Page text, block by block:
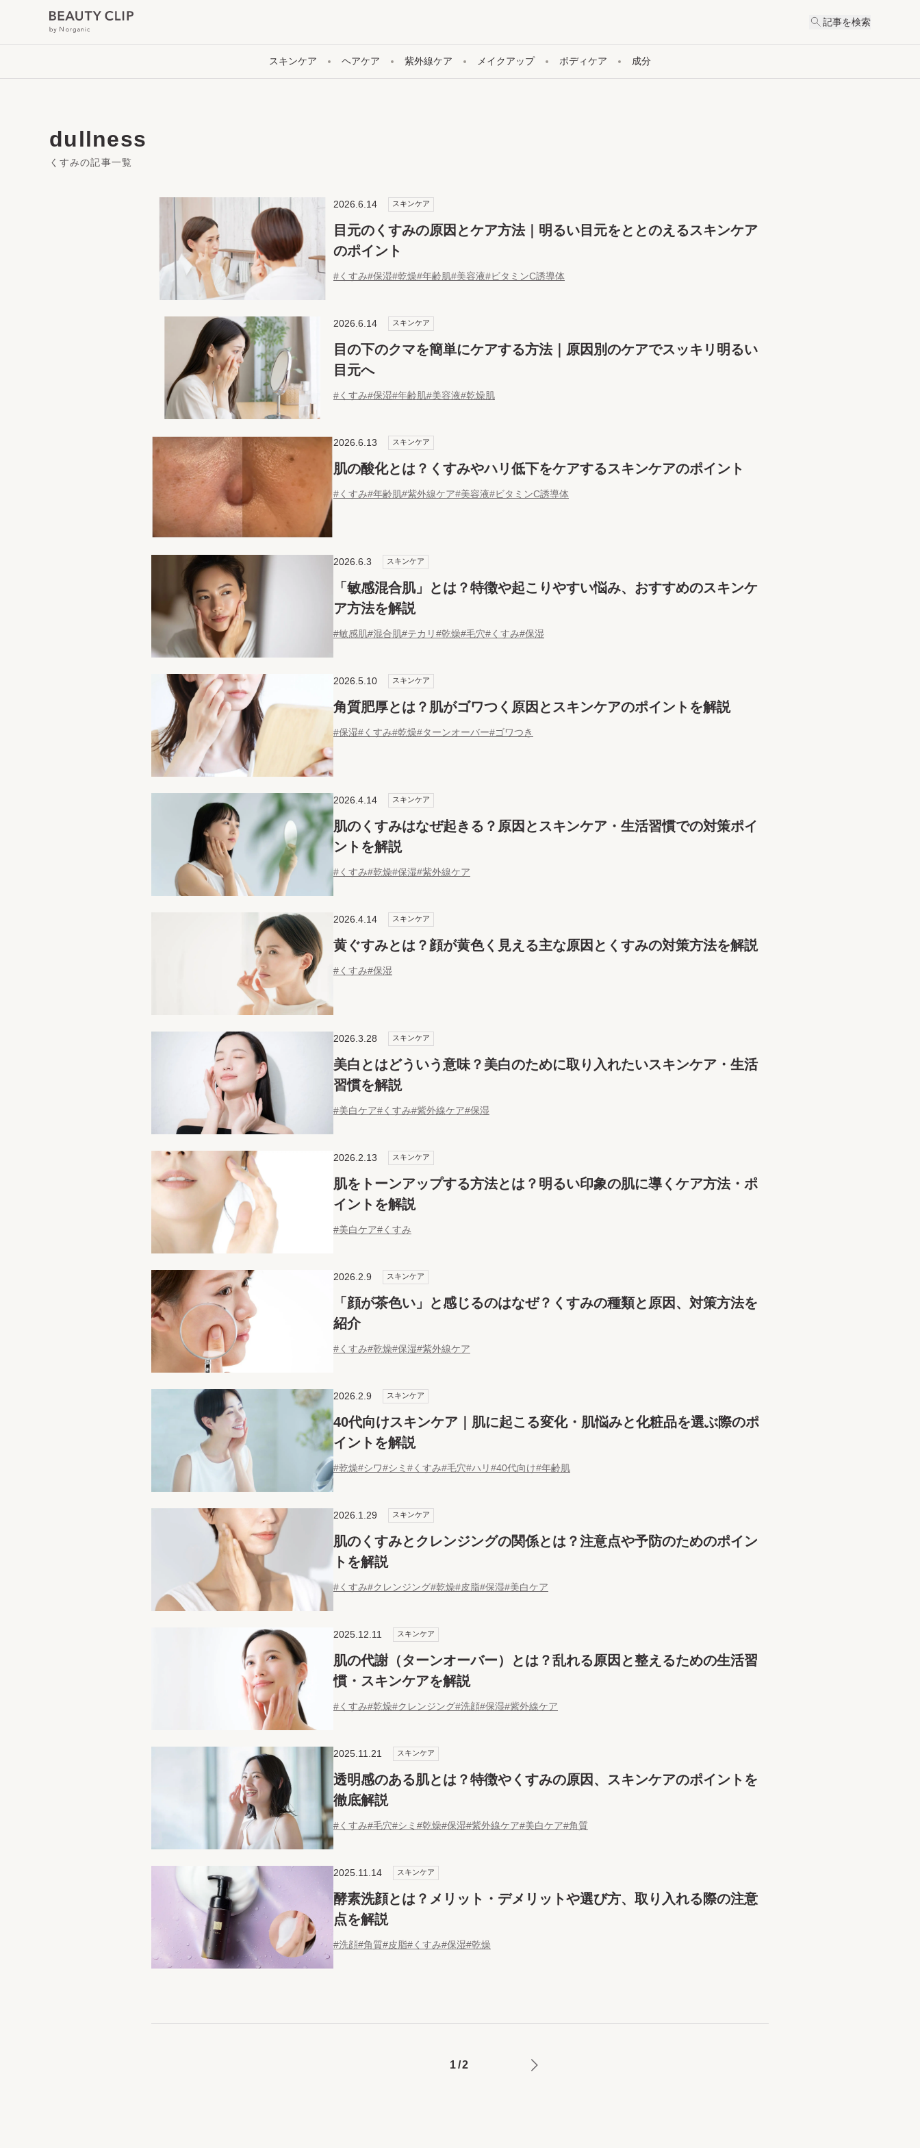
記事を検索
スキンケア ヘアケア 紫外線ケア メイクアップ ボディケア 成分
dullness
くすみの記事一覧
2026.6.14 スキンケア
目元のくすみの原因とケア方法｜明るい目元をととのえるスキンケア
のポイント
#くすみ#保湿#乾燥#年齢肌#美容液#ビタミンC誘導体
2026.6.14 スキンケア
目の下のクマを簡単にケアする方法｜原因別のケアでスッキリ明るい
目元へ
#くすみ#保湿#年齢肌#美容液#乾燥肌
2026.6.13 スキンケア
肌の酸化とは？くすみやハリ低下をケアするスキンケアのポイント
#くすみ#年齢肌#紫外線ケア#美容液#ビタミンC誘導体
2026.6.3 スキンケア
「敏感混合肌」とは？特徴や起こりやすい悩み、おすすめのスキンケ
ア方法を解説
#敏感肌#混合肌#テカリ#乾燥#毛穴#くすみ#保湿
2026.5.10 スキンケア
角質肥厚とは？肌がゴワつく原因とスキンケアのポイントを解説
#保湿#くすみ#乾燥#ターンオーバー#ゴワつき
2026.4.14 スキンケア
肌のくすみはなぜ起きる？原因とスキンケア・生活習慣での対策ポイ
ントを解説
#くすみ#乾燥#保湿#紫外線ケア
2026.4.14 スキンケア
黄ぐすみとは？顔が黄色く見える主な原因とくすみの対策方法を解説
#くすみ#保湿
2026.3.28 スキンケア
美白とはどういう意味？美白のために取り入れたいスキンケア・生活
習慣を解説
#美白ケア#くすみ#紫外線ケア#保湿
2026.2.13 スキンケア
肌をトーンアップする方法とは？明るい印象の肌に導くケア方法・ポ
イントを解説
#美白ケア#くすみ
2026.2.9 スキンケア
「顔が茶色い」と感じるのはなぜ？くすみの種類と原因、対策方法を
紹介
#くすみ#乾燥#保湿#紫外線ケア
2026.2.9 スキンケア
40代向けスキンケア｜肌に起こる変化・肌悩みと化粧品を選ぶ際のポ
イントを解説
#乾燥#シワ#シミ #くすみ#毛穴#ハリ#40代向け#年齢肌
2026.1.29 スキンケア
肌のくすみとクレンジングの関係とは？注意点や予防のためのポイン
トを解説
#くすみ#クレンジング#乾燥#皮脂#保湿#美白ケア
2025.12.11 スキンケア
肌の代謝（ターンオーバー）とは？乱れる原因と整えるための生活習
慣・スキンケアを解説
#くすみ#乾燥#クレンジング#洗顔#保湿#紫外線ケア
2025.11.21 スキンケア
透明感のある肌とは？特徴やくすみの原因、スキンケアのポイントを
徹底解説
#くすみ#毛穴#シミ #乾燥#保湿#紫外線ケア#美白ケア#角質
2025.11.14 スキンケア
酵素洗顔とは？メリット・デメリットや選び方、取り入れる際の注意
点を解説
#洗顔#角質#皮脂#くすみ#保湿#乾燥
1/2